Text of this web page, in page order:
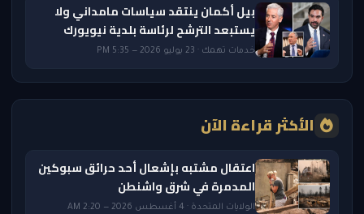
بيل أكمان ينتقد سياسات مامداني ولا
يستبعد الترشح لرئاسة بلدية نيويورك
خدمات تهمك · 23 يوليو 2026 — 5:35 PM
الأكثر قراءة الآن
اعتقال مشتبه بإشعال أحد حرائق سبوكين
المدمرة في شرق واشنطن
الولايات المتحدة · 4 أغسطس 2026 — 2:20 AM